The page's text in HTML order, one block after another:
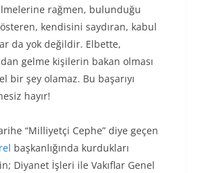
rağmen, bulunduğu
kendisini saydıran, kabul
da yok değildir. Elbette,
gelme kişilerin bakan olması
bir şey olamaz. Bu başarıyı
hayır!
“Milliyetçi Cephe” diye geçen
başkanlığında kurdukları
Diyanet İşleri ile Vakıflar Genel